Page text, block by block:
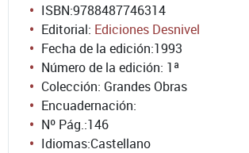
ISBN:9788487746314
Editorial: Ediciones Desnivel
Fecha de la edición:1993
Número de la edición: 1ª
Colección: Grandes Obras
Encuadernación:
Nº Pág.:146
Idiomas:Castellano